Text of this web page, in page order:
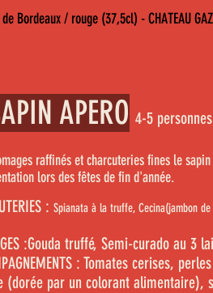
Bordeaux / rouge (37,5cl) - CHATEAU
APERO 4-5 personnes
raffinés et charcuteries fines le
lors des fêtes de fin d'année.
: Spianata à la truffe, Cecina(jambon
:Gouda truffé, Semi-curado au 3
: Tomates cerises,
(dorée par un colorant alimentaire),